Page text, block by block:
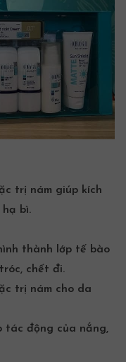
trị nám giúp kích
bì.
thành lớp tế bào
chết đi.
trị nám cho da
tác động của nắng,